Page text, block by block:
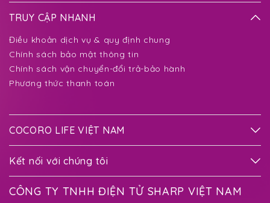
TRUY CẬP NHANH
Điều khoản dịch vụ & quy định chung
Chính sách bảo mật thông tin
Chính sách vận chuyển-đổi trả-bảo hành
Phương thức thanh toán
COCORO LIFE VIỆT NAM
Kết nối với chúng tôi
CÔNG TY TNHH ĐIỆN TỬ SHARP VIỆT NAM